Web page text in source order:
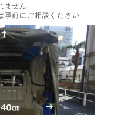
ません
事前にご相談ください